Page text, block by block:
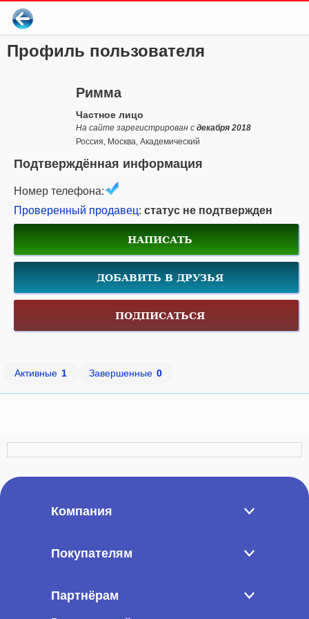
Профиль пользователя
Римма
Частное лицо
На сайте зарегистрирован с декабря 2018
Россия, Москва, Академический
Подтверждённая информация
Номер телефона:
Проверенный продавец: статус не подтвержден
НАПИСАТЬ
ДОБАВИТЬ В ДРУЗЬЯ
ПОДПИСАТЬСЯ
Активные 1 Завершенные 0
Компания
Покупателям
Партнёрам